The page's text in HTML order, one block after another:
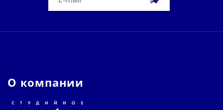
О компании